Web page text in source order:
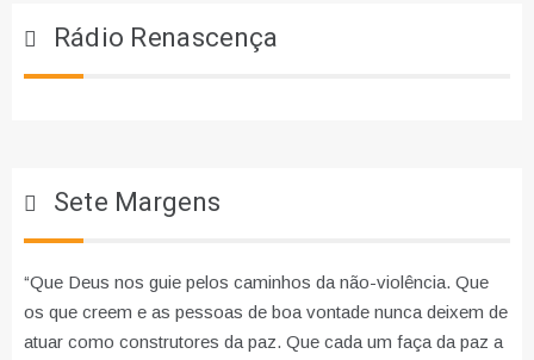
Rádio Renascença
Sete Margens
“Que Deus nos guie pelos caminhos da não-violência. Que
os que creem e as pessoas de boa vontade nunca deixem de
atuar como construtores da paz. Que cada um faça da paz a